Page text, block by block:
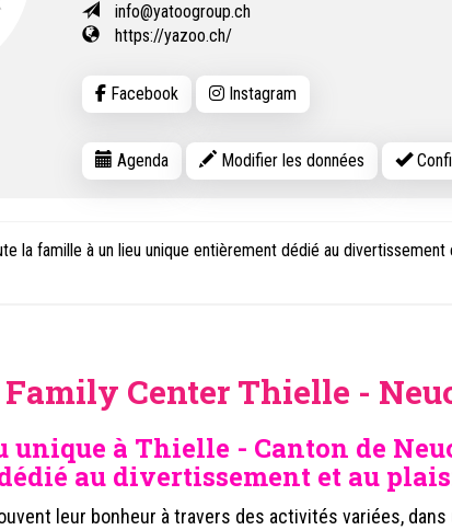
info@yatoogroup.ch
https://yazoo.ch/
Facebook Instagram
Agenda Modifier les données
la famille à un lieu unique entièrement dédié au divertissement
Family Center Thielle -
unique à Thielle - Canton de
au divertissement et au
leur bonheur à travers des activités variées, dans